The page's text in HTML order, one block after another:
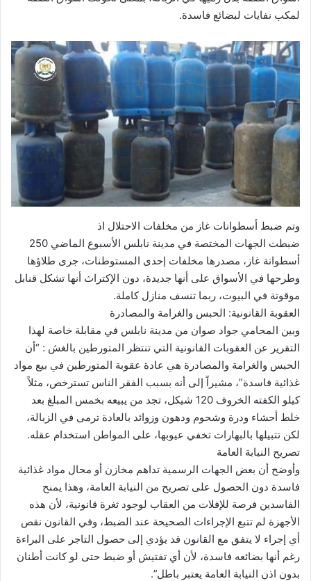
لمكب نفايات لبضائع فاسدة.
وتم ضبط أسطوانات غاز من مخلفات الاحتلال اذ
ضبطت الجهات المختصة في مدينة نابلس الأسبوع الماضي 250
أسطوانة غاز، مصدرها مخلفات إحدى المستوطنات، جرى طلاؤها
وطرحها في الأسواق على أنها جديدة، دون الإكتراث أنها تشكل قنابل
موقوتة في البيوت، ربما تنسف منازل كاملة.
العقوبة القانونية: الحبس والغرامة والمصادرة
وبين المحامي جواد صوان من مدينة نابلس في مقابلة خاصة لهذا
التقرير عن العقوبات القانونية التي تنتظر المتورطين بالغش : “أن
الحبس والغرامة والمصادرة هي عادة عقوبة المتورطين في بيع مواد
غذائية فاسدة”، مشيراً إلى أنه بسبب الفقر الناس تسترخص، مثلاً
كيلو الكفته الخروف 120 شيكل، تجد من يبيعه بخمس المبلغ بعد
خلط أحشاء ودرة وشحوم ودهون وزوائد بالعادة ترمى في الزبالة،
لكن تتبيلها بالبهارات تخفي عيوبها، على المواطن استخدام عقله.
تصريح النيابة العامة
وأوضح أن بعض الجهات الرسمية تداهم مخازن أو محال مواد غذائية
فاسدة دون الحصول على تصريح من النيابة العامة، وهذا يمنح
الفاسدين فرصة للإفلات من العقاب لوجود ثغرة قانونية، لأن هذه
الأجهزة لم تتبع الإجراءات الصحيحة عند الضبط، وفي القانون نقص
أي إجراء لا يتفق مع القانون قد يؤدي إلى حصول التاجر على البراءة
رغم أنها بضائعه فاسدة، لأن أي تفتيش أو ضبط حتى لو كانت أطنان
بدون اذن النيابة العامة يعتبر باطل”.